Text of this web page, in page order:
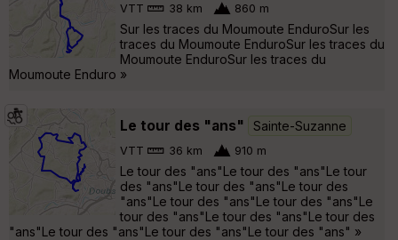
VTT 38 km 860 m
Sur les traces du Moumoute EnduroSur les
traces du Moumoute EnduroSur les traces du
Moumoute EnduroSur les traces du
Moumoute Enduro »
Le tour des "ans" Sainte-Suzanne
VTT 36 km 910 m
Le tour des "ans"Le tour des "ans"Le tour
des "ans"Le tour des "ans"Le tour des
"ans"Le tour des "ans"Le tour des "ans"Le
tour des "ans"Le tour des "ans"Le tour des
"ans"Le tour des "ans"Le tour des "ans"Le tour des "ans" »